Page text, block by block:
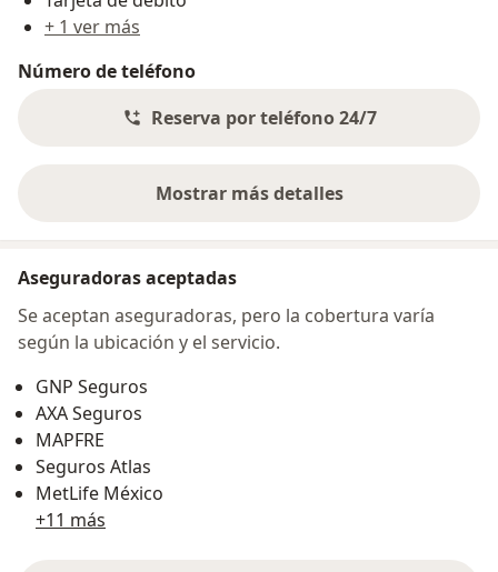
+ 1 ver más
Número de teléfono
Reserva por teléfono 24/7
Mostrar más detalles
sobre la dirección
Aseguradoras aceptadas
Se aceptan aseguradoras, pero la cobertura varía
según la ubicación y el servicio.
GNP Seguros
AXA Seguros
MAPFRE
Seguros Atlas
MetLife México
+11 más